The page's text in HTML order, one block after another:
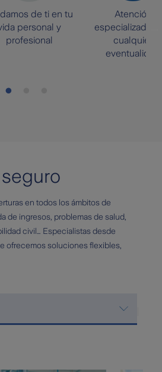
de ti en tu
personal y
profesional
Atención
especializada
cualquier
eventualidad
en todos los ámbitos de
de ingresos, problemas de salud,
civil… Especialistas desde
ofrecemos soluciones flexibles,